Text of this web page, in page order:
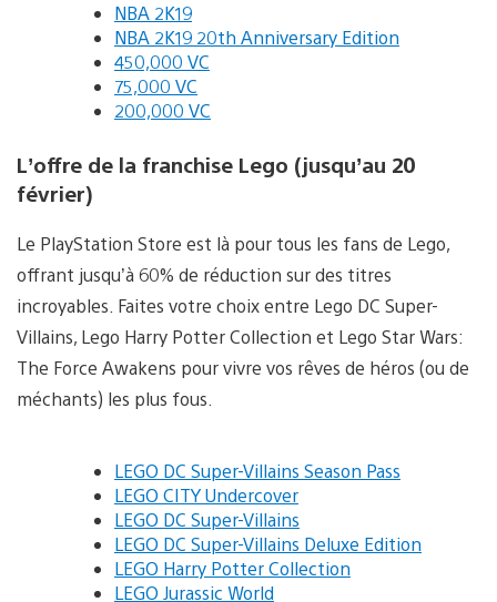
NBA 2K19
NBA 2K19 20th Anniversary Edition
450,000 VC
75,000 VC
200,000 VC
L’offre de la franchise Lego (jusqu’au 20
février)
Le PlayStation Store est là pour tous les fans de Lego,
offrant jusqu’à 60% de réduction sur des titres
incroyables. Faites votre choix entre Lego DC Super-
Villains, Lego Harry Potter Collection et Lego Star Wars:
The Force Awakens pour vivre vos rêves de héros (ou de
méchants) les plus fous.
LEGO DC Super-Villains Season Pass
LEGO CITY Undercover
LEGO DC Super-Villains
LEGO DC Super-Villains Deluxe Edition
LEGO Harry Potter Collection
LEGO Jurassic World